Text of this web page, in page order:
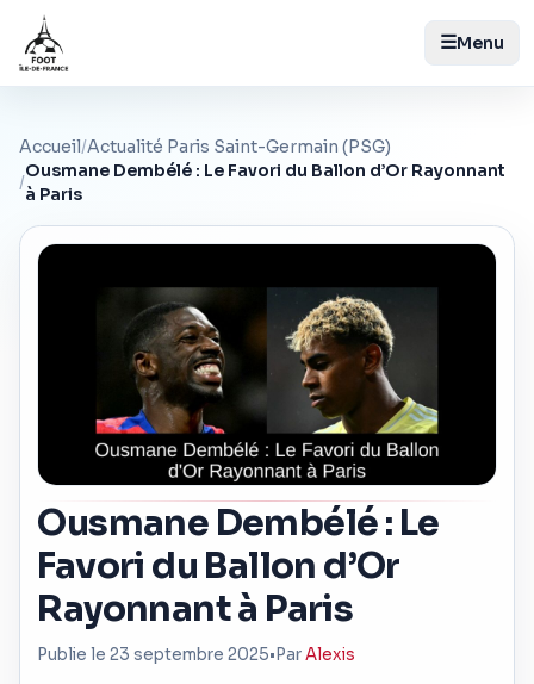
☰Menu
Accueil/Actualité Paris Saint-Germain (PSG)
/
Ousmane Dembélé : Le Favori du Ballon d’Or Rayonnant
à Paris
Ousmane Dembélé : Le
Favori du Ballon d’Or
Rayonnant à Paris
Publie le 23 septembre 2025• ParAlexis